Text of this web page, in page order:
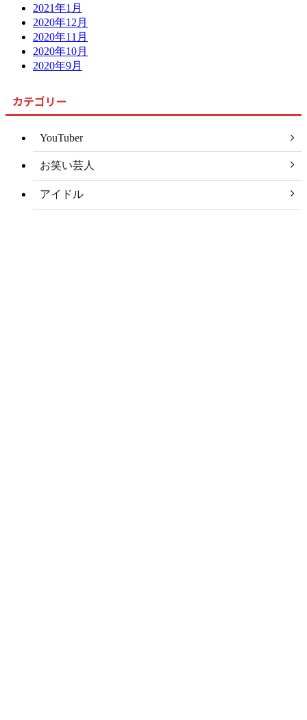
2021年1月
2020年12月
2020年11月
2020年10月
2020年9月
カテゴリー
YouTuber
お笑い芸人
アイドル